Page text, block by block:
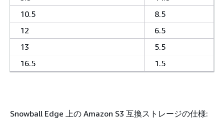
10.5
8.5
12
6.5
13
5.5
16.5
1.5
Snowball Edge 上の Amazon S3 互換ストレージの仕様: